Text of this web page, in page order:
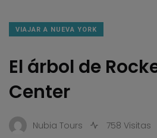
VIAJAR A NUEVA YORK
El árbol de
Center
Nubia Tours 758 Visitas